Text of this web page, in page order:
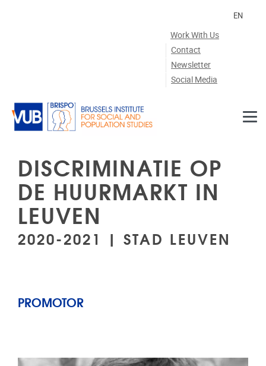
Work With Us
Contact
Newsletter
Social Media
EN
DISCRIMINATIE OP
DE HUURMARKT IN
LEUVEN
2020-2021 | STAD LEUVEN
PROMOTOR